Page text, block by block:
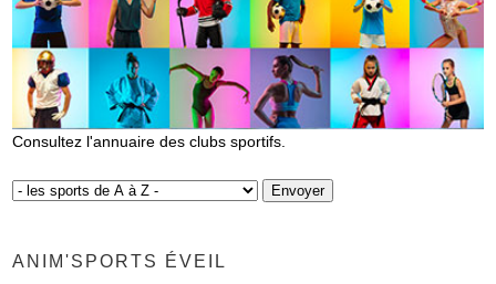
Consultez l'annuaire des clubs sportifs.
ANIM'SPORTS ÉVEIL